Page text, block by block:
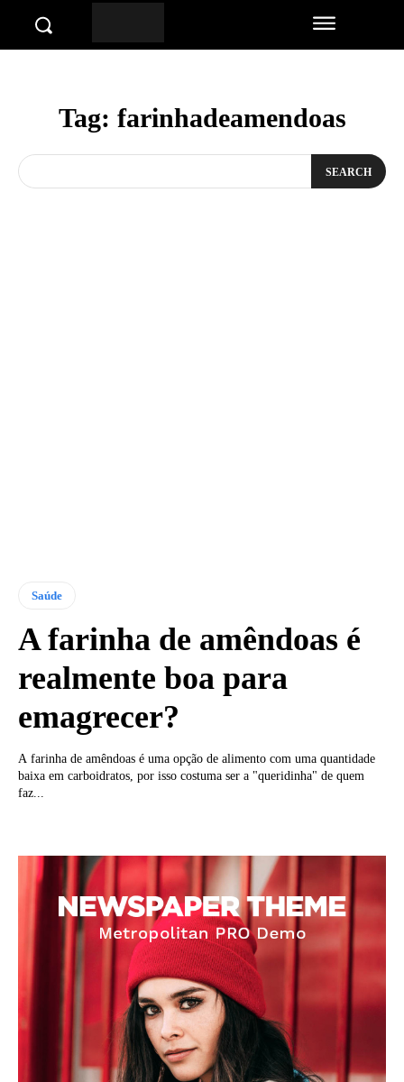
Tag: farinhadeamendoas
SEARCH
Saúde
A farinha de amêndoas é
realmente boa para
emagrecer?
A farinha de amêndoas é uma opção de alimento com uma quantidade
baixa em carboidratos, por isso costuma ser a "queridinha" de quem
faz...